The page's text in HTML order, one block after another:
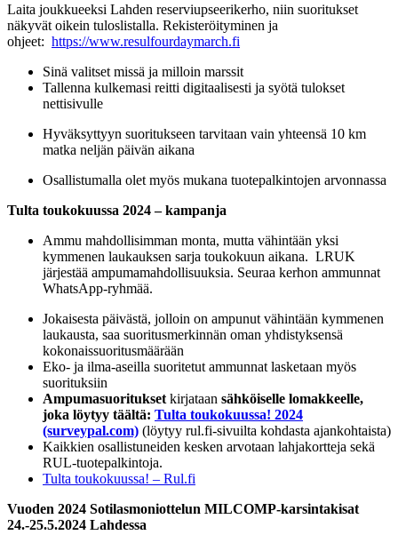
Laita joukkueeksi Lahden reserviupseerikerho, niin suoritukset
näkyvät oikein tuloslistalla. Rekisteröityminen ja
ohjeet: https://www.resulfourdaymarch.fi
Sinä valitset missä ja milloin marssit
Tallenna kulkemasi reitti digitaalisesti ja syötä tulokset
nettisivulle
Hyväksyttyyn suoritukseen tarvitaan vain yhteensä 10 km
matka neljän päivän aikana
Osallistumalla olet myös mukana tuotepalkintojen arvonnassa
Tulta toukokuussa 2024 – kampanja
Ammu mahdollisimman monta, mutta vähintään yksi
kymmenen laukauksen sarja toukokuun aikana. LRUK
järjestää ampumamahdollisuuksia. Seuraa kerhon ammunnat
WhatsApp-ryhmää.
Jokaisesta päivästä, jolloin on ampunut vähintään kymmenen
laukausta, saa suoritusmerkinnän oman yhdistyksensä
kokonaissuoritusmäärään
Eko- ja ilma-aseilla suoritetut ammunnat lasketaan myös
suorituksiin
Ampumasuoritukset kirjataan sähköiselle lomakkeelle,
joka löytyy täältä: Tulta toukokuussa! 2024
(surveypal.com) (löytyy rul.fi-sivuilta kohdasta ajankohtaista)
Kaikkien osallistuneiden kesken arvotaan lahjakortteja sekä
RUL-tuotepalkintoja.
Tulta toukokuussa! – Rul.fi
Vuoden 2024 Sotilasmoniottelun MILCOMP-karsintakisat
24.-25.5.2024 Lahdessa